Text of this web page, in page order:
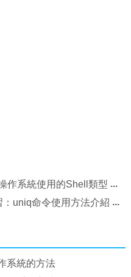
作系統使用的Shell類型
：uniq命令使用方法介紹
系統的方法